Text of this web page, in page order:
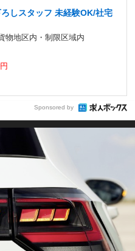
しスタッフ 未経験OK/社宅
物地区内・制限区域内
Sponsored by